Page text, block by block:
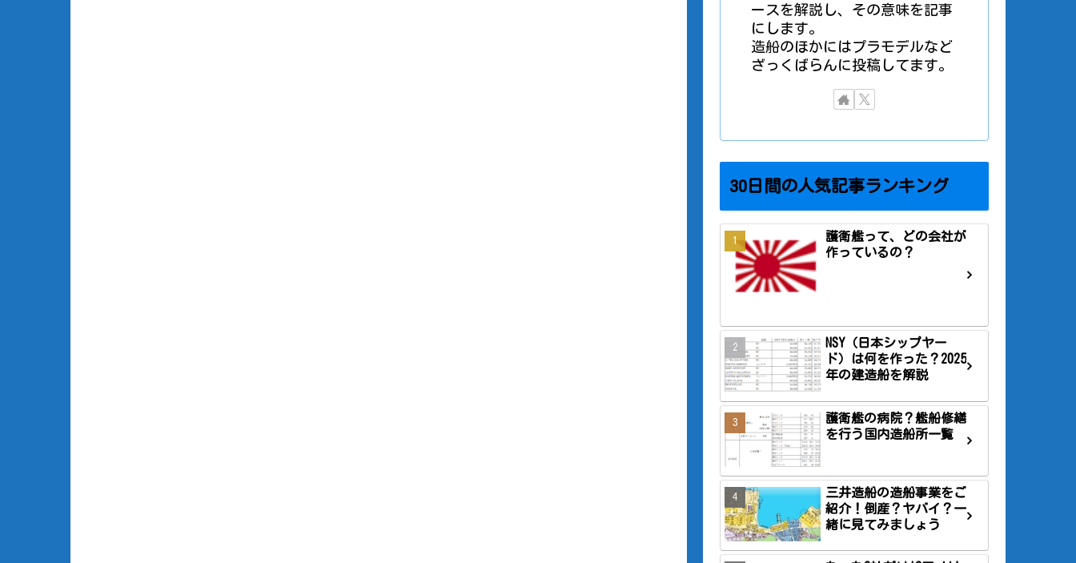
ースを解説し、その意味を記事
にします。
造船のほかにはプラモデルなど
ざっくばらんに投稿してます。
30日間の人気記事ランキング
護衛艦って、どの会社が
作っているの？
NSY（日本シップヤー
ド）は何を作った？2025
年の建造船を解説
護衛艦の病院？艦船修繕
を行う国内造船所一覧
三井造船の造船事業をご
紹介！倒産？ヤバイ？一
緒に見てみましょう